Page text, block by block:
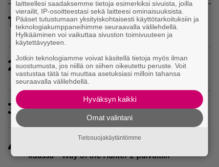
1
Red Dead Redemption 2:n menestyskulku jatkuu –
Rockstarin länneneepos rikkoi uuden rajapyykin
2
Kerron nyt, miksi Super Mario Galaxy on paras ja
tärkein Mario-peli
3 Wreckfest 2 sai rallienglannintäyteisen trailerin
4
Metsästyssimulaattorin jatko-osa saapuu ensi
kuussa – Way of the Hunter 2 päivättiin
laitteellesi saadaksemme tietoja esimerkiksi sivuista, joilla
vierailit, IP-osoitteestasi sekä laitteesi ominaisuuksista.
Pääset tutustumaan yksityiskohtaisesti käyttötarkoituksiin ja
teknologiakumppaneihimme seuraavalla välilehdellä.
Hylkääminen voi vaikuttaa sivuston toimivuuteen ja
käytettävyyteen.
Jotkin teknologiamme voivat käsitellä tietoja myös ilman
suostumusta, jos niillä on siihen oikeutettu peruste. Voit
vastustaa tätä tai muuttaa asetuksiasi milloin tahansa
seuraavalla välilehdellä.
Hyväksyn kaikki
Omat valintani
Tietosuojakäytäntömme